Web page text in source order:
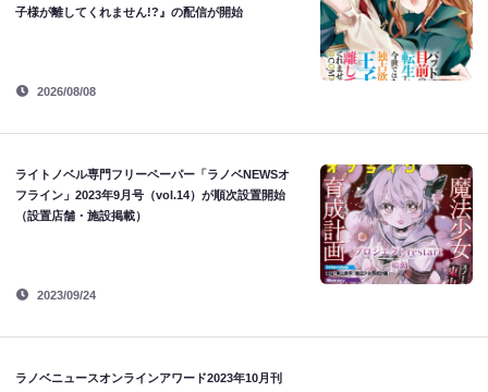
子様が離してくれません!?』の配信が開始
2026/08/08
ライトノベル専門フリーペーパー「ラノベNEWSオ
フライン」2023年9月号（vol.14）が順次設置開始
（設置店舗・施設掲載）
2023/09/24
ラノベニュースオンラインアワード2023年10月刊